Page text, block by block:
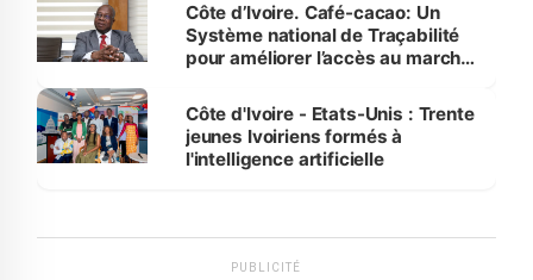
Côte d’Ivoire. Café-cacao: Un
Système national de Traçabilité
pour améliorer l’accès au marché
Côte d'Ivoire - Etats-Unis : Trente
jeunes Ivoiriens formés à
l'intelligence artificielle
PUBLICITÉ